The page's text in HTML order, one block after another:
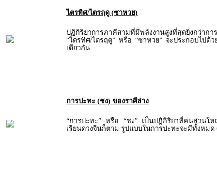
ไตรทิศ/ไตรฤดู (ซาหวย)
ปฏิกิริยาการภาคีสามที่มีพลังงานสูงที่สุดยิ่งกว่ากา
“ไตรทิศ/ไตรฤดู” หรือ “ซาหวย” จะประกอบไปด้
เดียวกัน
การปะทะ (ชง) ของราศีล่าง
“การปะทะ” หรือ “ชง” เป็นปฎิกิริยาที่คนส่วนใ
เรียนดวงจีนก็ตาม รูปแบบในการปะทะจะมีทั้งหมด